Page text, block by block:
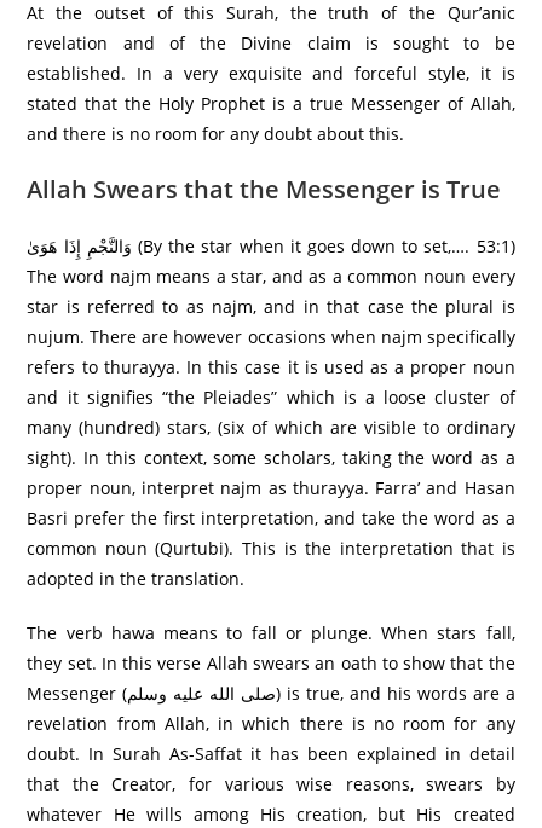
At the outset of this Surah, the truth of the Qur’anic
revelation and of the Divine claim is sought to be
established. In a very exquisite and forceful style, it is
stated that the Holy Prophet is a true Messenger of Allah,
and there is no room for any doubt about this.
Allah Swears that the Messenger is True
وَالنَّجْمِ إِذَا هَوَىٰ (By the star when it goes down to set,…. 53:1)
The word najm means a star, and as a common noun every
star is referred to as najm, and in that case the plural is
nujum. There are however occasions when najm specifically
refers to thurayya. In this case it is used as a proper noun
and it signifies “the Pleiades” which is a loose cluster of
many (hundred) stars, (six of which are visible to ordinary
sight). In this context, some scholars, taking the word as a
proper noun, interpret najm as thurayya. Farra’ and Hasan
Basri prefer the first interpretation, and take the word as a
common noun (Qurtubi). This is the interpretation that is
adopted in the translation.
The verb hawa means to fall or plunge. When stars fall,
they set. In this verse Allah swears an oath to show that the
Messenger (صلى الله عليه وسلم) is true, and his words are a
revelation from Allah, in which there is no room for any
doubt. In Surah As-Saffat it has been explained in detail
that the Creator, for various wise reasons, swears by
whatever He wills among His creation, but His created